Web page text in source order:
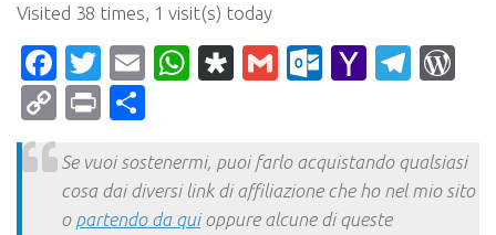
Visited 38 times, 1 visit(s) today
Facebook
Twitter
EmailWhatsApp
Diaspora
Gmail Yahoo
CopyPrint
Se vuoi sostenermi, puoi farlo acquistando qualsiasi
cosa dai diversi link di affiliazione che ho nel mio sito
o partendo da quioppure alcune di queste